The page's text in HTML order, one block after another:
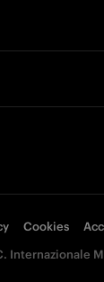
Cookies
Internazionale